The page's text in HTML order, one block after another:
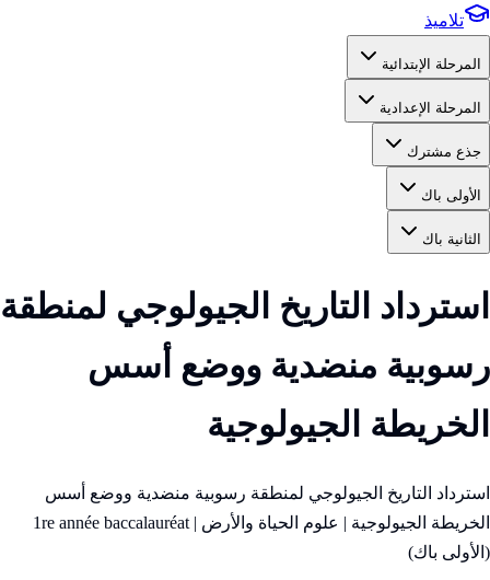
تلاميذ
المرحلة الإبتدائية
المرحلة الإعدادية
جذع مشترك
الأولى باك
الثانية باك
استرداد التاريخ الجيولوجي لمنطقة
رسوبية منضدية ووضع أسس
الخريطة الجيولوجية
استرداد التاريخ الجيولوجي لمنطقة رسوبية منضدية ووضع أسس
الخريطة الجيولوجية | علوم الحياة والأرض | 1re année baccalauréat
(الأولى باك)